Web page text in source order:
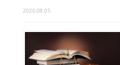
2026.08.05.